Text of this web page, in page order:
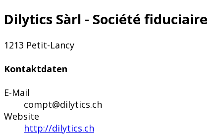
Dilytics Sàrl - Société fiduciaire
1213 Petit-Lancy
Kontaktdaten
E-Mail
compt@dilytics.ch
Website
http://dilytics.ch